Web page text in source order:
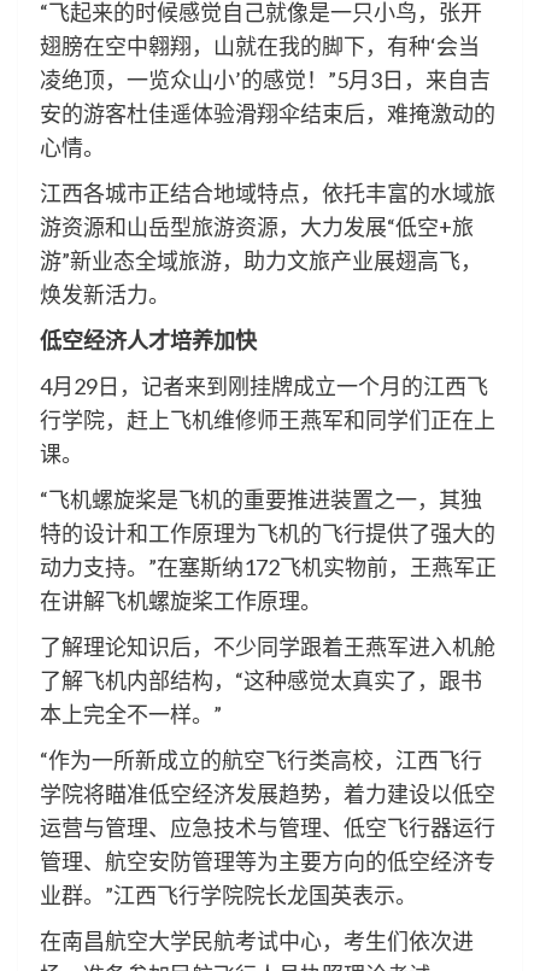
“飞起来的时候感觉自己就像是一只小鸟，张开
翅膀在空中翱翔，山就在我的脚下，有种‘会当
凌绝顶，一览众山小’的感觉！”5月3日，来自吉
安的游客杜佳遥体验滑翔伞结束后，难掩激动的
心情。
江西各城市正结合地域特点，依托丰富的水域旅
游资源和山岳型旅游资源，大力发展“低空+旅
游”新业态全域旅游，助力文旅产业展翅高飞，
焕发新活力。
低空经济人才培养加快
4月29日，记者来到刚挂牌成立一个月的江西飞
行学院，赶上飞机维修师王燕军和同学们正在上
课。
“飞机螺旋桨是飞机的重要推进装置之一，其独
特的设计和工作原理为飞机的飞行提供了强大的
动力支持。”在塞斯纳172飞机实物前，王燕军正
在讲解飞机螺旋桨工作原理。
了解理论知识后，不少同学跟着王燕军进入机舱
了解飞机内部结构，“这种感觉太真实了，跟书
本上完全不一样。”
“作为一所新成立的航空飞行类高校，江西飞行
学院将瞄准低空经济发展趋势，着力建设以低空
运营与管理、应急技术与管理、低空飞行器运行
管理、航空安防管理等为主要方向的低空经济专
业群。”江西飞行学院院长龙国英表示。
在南昌航空大学民航考试中心，考生们依次进